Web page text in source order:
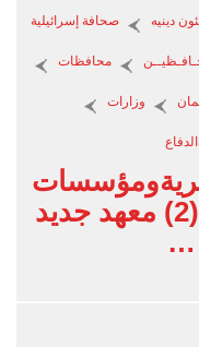
دينيه صحافة إسرائيلية
محافظات
وزارات
المجتمع المدنى تفتتح (2) معهد جديد
…